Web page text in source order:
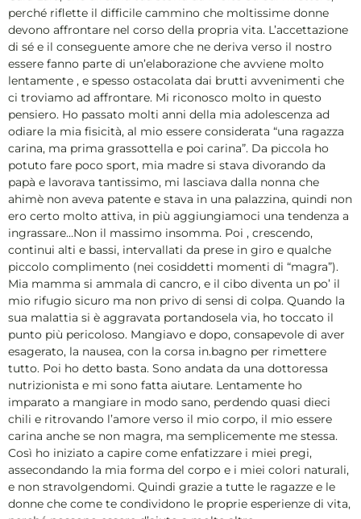
perché riflette il difficile cammino che moltissime donne
devono affrontare nel corso della propria vita. L’accettazione
di sé e il conseguente amore che ne deriva verso il nostro
essere fanno parte di un’elaborazione che avviene molto
lentamente , e spesso ostacolata dai brutti avvenimenti che
ci troviamo ad affrontare. Mi riconosco molto in questo
pensiero. Ho passato molti anni della mia adolescenza ad
odiare la mia fisicità, al mio essere considerata “una ragazza
carina, ma prima grassottella e poi carina”. Da piccola ho
potuto fare poco sport, mia madre si stava divorando da
papà e lavorava tantissimo, mi lasciava dalla nonna che
ahimè non aveva patente e stava in una palazzina, quindi non
ero certo molto attiva, in più aggiungiamoci una tendenza a
ingrassare…Non il massimo insomma. Poi , crescendo,
continui alti e bassi, intervallati da prese in giro e qualche
piccolo complimento (nei cosiddetti momenti di “magra”).
Mia mamma si ammala di cancro, e il cibo diventa un po’ il
mio rifugio sicuro ma non privo di sensi di colpa. Quando la
sua malattia si è aggravata portandosela via, ho toccato il
punto più pericoloso. Mangiavo e dopo, consapevole di aver
esagerato, la nausea, con la corsa in.bagno per rimettere
tutto. Poi ho detto basta. Sono andata da una dottoressa
nutrizionista e mi sono fatta aiutare. Lentamente ho
imparato a mangiare in modo sano, perdendo quasi dieci
chili e ritrovando l’amore verso il mio corpo, il mio essere
carina anche se non magra, ma semplicemente me stessa.
Così ho iniziato a capire come enfatizzare i miei pregi,
assecondando la mia forma del corpo e i miei colori naturali,
e non stravolgendomi. Quindi grazie a tutte le ragazze e le
donne che come te condividono le proprie esperienze di vita,